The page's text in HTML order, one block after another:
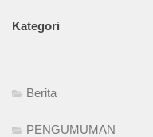
Kategori
Berita
PENGUMUMAN